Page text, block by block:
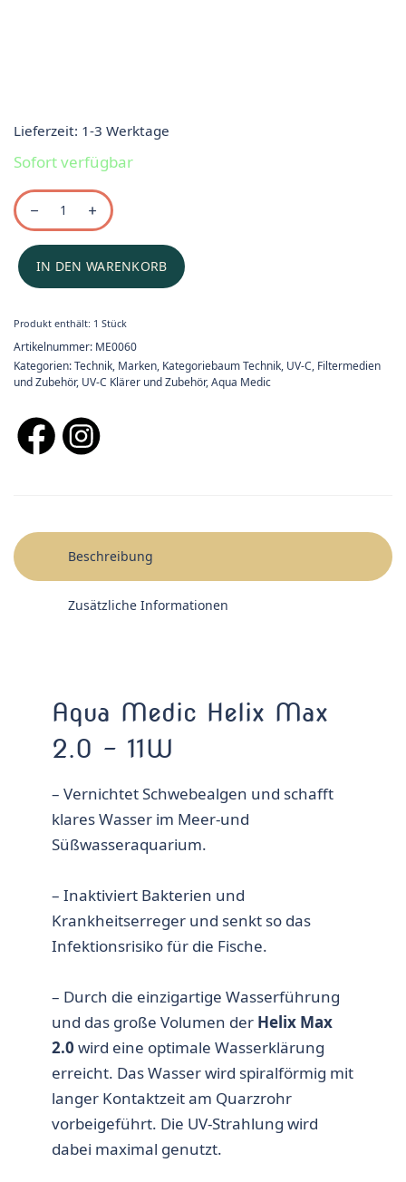
Lieferzeit: 1-3 Werktage
Sofort verfügbar
IN DEN WARENKORB
Produkt enthält: 1Stück
Artikelnummer: ME0060
Kategorien:Technik, Marken, Kategoriebaum Technik, UV-C, Filtermedien
und Zubehör, UV-C Klärer und Zubehör,Aqua Medic
Beschreibung
Zusätzliche Informationen
Aqua Medic Helix Max
2.0 – 11W
– Vernichtet Schwebealgen und schafft
klares Wasser im Meer-und
Süßwasseraquarium.
– Inaktiviert Bakterien und
Krankheitserreger und senkt so das
Infektionsrisiko für die Fische.
– Durch die einzigartige Wasserführung
und das große Volumen der Helix Max
2.0 wird eine optimale Wasserklärung
erreicht. Das Wasser wird spiralförmig mit
langer Kontaktzeit am Quarzrohr
vorbeigeführt. Die UV-Strahlung wird
dabei maximal genutzt.